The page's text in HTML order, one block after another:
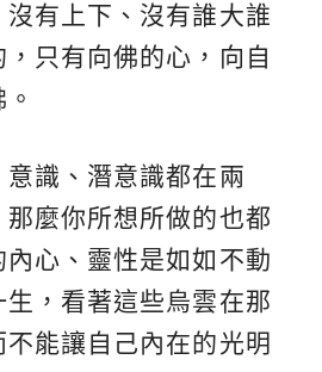
有上下、沒有誰大誰
只有向佛的心，向自
識、潛意識都在兩
麼你所想所做的也都
心、靈性是如如不動
，看著這些烏雲在那
能讓自己內在的光明